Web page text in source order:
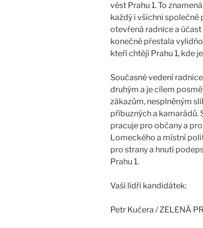
vést Prahu 1. To
každý i všichni společně
otevřená radnice a
konečně přestala
kteří chtějí Prahu 1, kde
Současné vedení
druhým a je cílem
zákazům, nesplněným
příbuzných a kamarádů.
pracuje pro občany a
Lomeckého a místní
pro strany a hnutí
Prahu 1.
Vaši lídři kandidátek:
Petr Kučera / ZELENÁ